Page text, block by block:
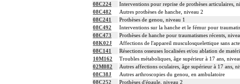
08C224
Interventions pour reprise de prothèses articulaires,
08C482
Autres prothèses de hanche, niveau 2
08C241
Prothèses de genou, niveau 1
08C492
Interventions sur la hanche et le fémur pour
08C473
Prothèses de hanche pour traumatismes récents,
08K02J
Affections de l'appareil musculosquelettique sans
08C141
Résections osseuses localisées et/ou ablation de
10M162
Troubles métaboliques, âge supérieur à 17 ans,
02M082
Autres affections oculaires, âge supérieur à 17 ans,
08C38J
Autres arthroscopies du genou, en ambulatoire
08C252
Prothèses d'épaule, niveau 2